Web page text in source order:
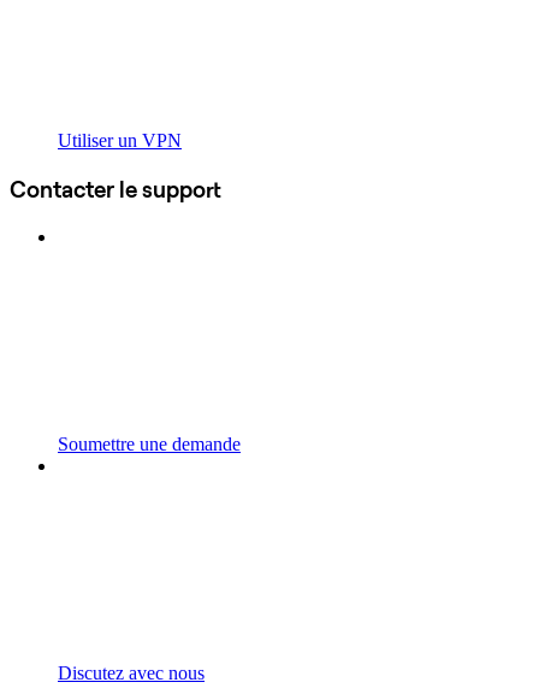
Utiliser un VPN
Contacter le support
Soumettre une demande
Discutez avec nous